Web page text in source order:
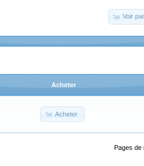
Voir
Acheter
Acheter
Pages de